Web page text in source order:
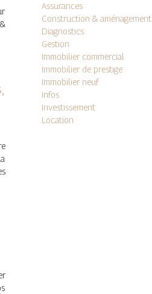
Assurances
Construction & aménagement
Diagnostics
Gestion
Immobilier commercial
Immobilier de prestige
Immobilier neuf
Infos
Investissement
Location